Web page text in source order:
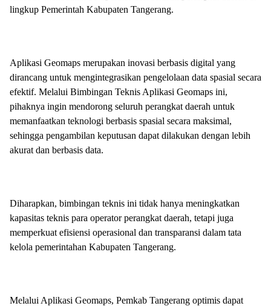
lingkup Pemerintah Kabupaten Tangerang.
Aplikasi Geomaps merupakan inovasi berbasis digital yang
dirancang untuk mengintegrasikan pengelolaan data spasial secara
efektif. Melalui Bimbingan Teknis Aplikasi Geomaps ini,
pihaknya ingin mendorong seluruh perangkat daerah untuk
memanfaatkan teknologi berbasis spasial secara maksimal,
sehingga pengambilan keputusan dapat dilakukan dengan lebih
akurat dan berbasis data.
Diharapkan, bimbingan teknis ini tidak hanya meningkatkan
kapasitas teknis para operator perangkat daerah, tetapi juga
memperkuat efisiensi operasional dan transparansi dalam tata
kelola pemerintahan Kabupaten Tangerang.
Melalui Aplikasi Geomaps, Pemkab Tangerang optimis dapat